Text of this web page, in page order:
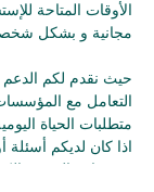
الأوقات المتاحة
مجانية و بشكل
حيث نقدم لكم الدعم
التعامل مع
متطلبات الحياة
اذا كان لديكم أسئلة
سوى إرسال بريد